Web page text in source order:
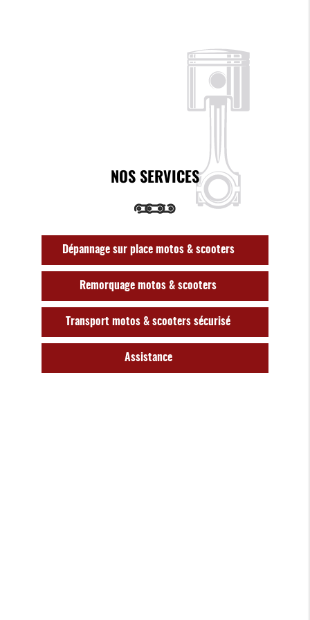
NOS SERVICES
Dépannage sur place motos & scooters
Remorquage motos & scooters
Transport motos & scooters sécurisé
Assistance